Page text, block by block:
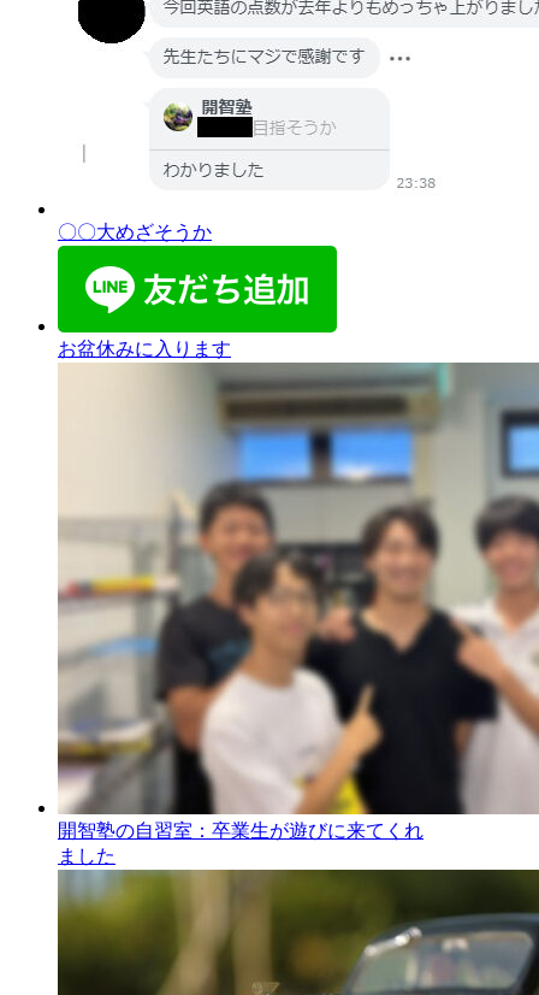
〇〇大めざそうか
お盆休みに入ります
開智塾の自習室：卒業生が遊びに来てくれ
ました